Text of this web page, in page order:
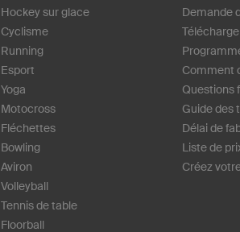
Hockey sur glace
Cyclisme
Running
Esport
Yoga
Motocross
Fléchettes
Bowling
Aviron
Volleyball
Tennis de table
Floorball
Demande
Comment
Questions
Guide des
Délai de
Liste de
Créez